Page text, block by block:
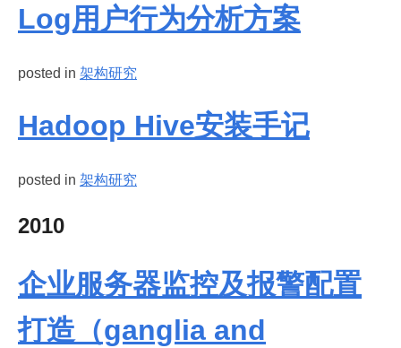
Log用户行为分析方案
posted in 架构研究
Hadoop Hive安装手记
posted in 架构研究
2010
企业服务器监控及报警配置
打造（ganglia and